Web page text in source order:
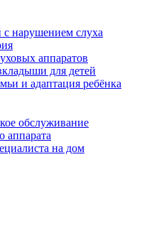
с нарушением слуха
аппаратов
для детей
и адаптация ребёнка
обслуживание
аппарата
на дом